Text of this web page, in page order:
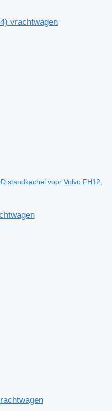
vrachtwagen
standkachel voor Volvo FH12,